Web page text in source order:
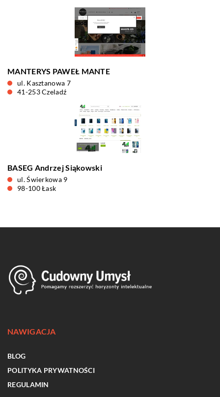
MANTERYS PAWEŁ MANTE
ul. Kasztanowa 7
41-253 Czeladź
BASEG Andrzej Siąkowski
ul. Świerkowa 9
98-100 Łask
NAWIGACJA
BLOG
POLITYKA PRYWATNOŚCI
REGULAMIN